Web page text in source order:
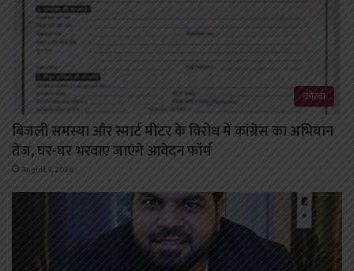
कोरबा
बिजली समस्या और स्मार्ट मीटर के विरोध में कांग्रेस का अभियान
तेज, घर-घर भरवाए जाएंगे आवेदन फॉर्म
August 1, 2026